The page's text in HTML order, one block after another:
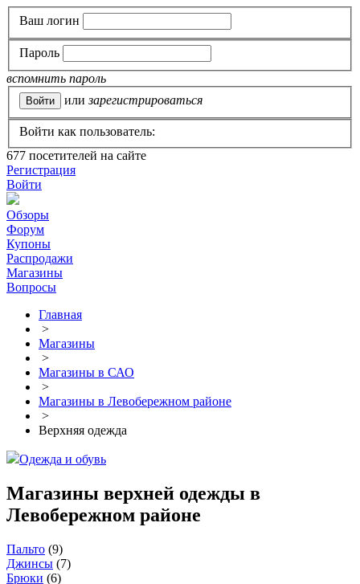
Ваш логин
Пароль
вспомнить пароль
или зарегистрироваться
Войти как пользователь:
677 посетителей на сайте
Регистрация
Войти
Обзоры
Форум
Купоны
Распродажи
Магазины
Вопросы
Главная
>
Магазины
>
Магазины в САО
>
Магазины в Левобережном районе
>
Верхняя одежда
Одежда и обувь
Магазины верхней одежды в
Левобережном районе
Пальто (9)
Джинсы (7)
Брюки (6)